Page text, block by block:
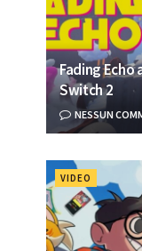
Fading
Switch 2
NESSUN
VIDEO